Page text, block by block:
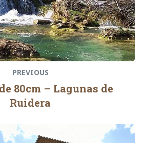
PREVIOUS
80cm – Lagunas de
Ruidera
post: